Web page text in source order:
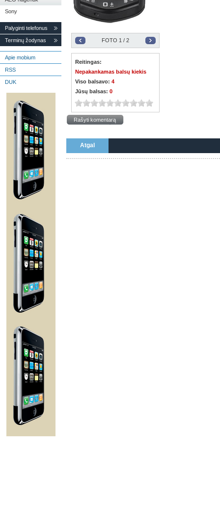
Sony
Palyginti telefonus
Terminų žodynas
Apie mobium
RSS
DUK
FOTO 1 / 2
Reitingas:
Nepakankamas balsų kiekis
Viso balsavo: 4
Jūsų balsas: 0
Rašyti komentarą
Atgal